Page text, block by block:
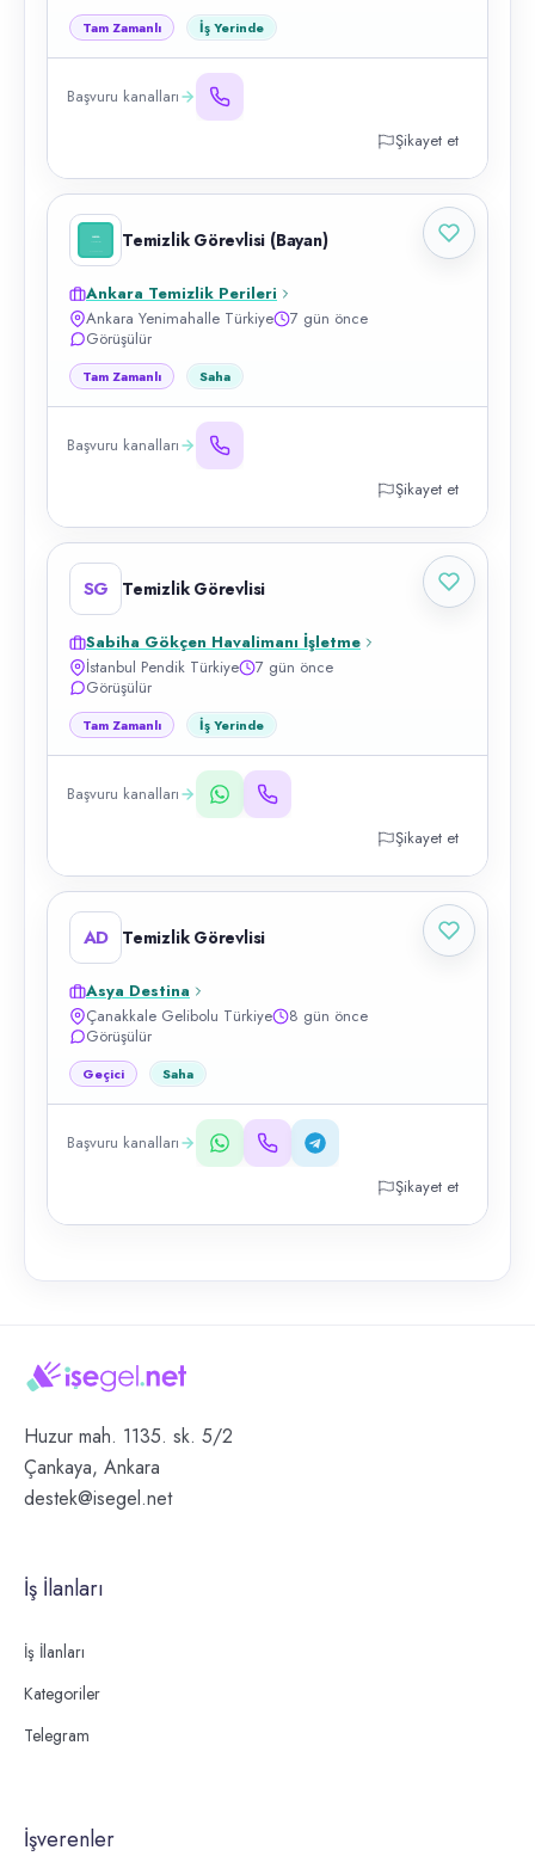
Tam Zamanlı İş Yerinde
Başvuru kanalları
Şikayet et
Temizlik Görevlisi (Bayan)
Ankara Temizlik Perileri
Ankara Yenimahalle Türkiye
7 gün önce
Görüşülür
Tam Zamanlı Saha
Başvuru kanalları
Şikayet et
SG Temizlik Görevlisi
Sabiha Gökçen Havalimanı İşletme
İstanbul Pendik Türkiye
7 gün önce
Görüşülür
Tam Zamanlı İş Yerinde
Başvuru kanalları
Şikayet et
AD Temizlik Görevlisi
Asya Destina
Çanakkale Gelibolu Türkiye
8 gün önce
Görüşülür
Geçici Saha
Başvuru kanalları
Şikayet et
Huzur mah. 1135. sk. 5/2
Çankaya, Ankara
destek@isegel.net
İş İlanları
İş İlanları
Kategoriler
Telegram
İşverenler